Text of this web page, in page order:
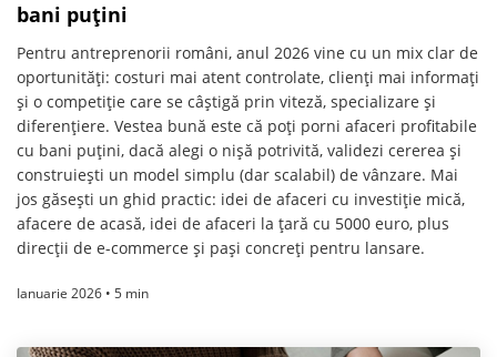
bani puțini
Pentru antreprenorii români, anul 2026 vine cu un mix clar de
oportunități: costuri mai atent controlate, clienți mai informați
și o competiție care se câștigă prin viteză, specializare și
diferențiere. Vestea bună este că poți porni afaceri profitabile
cu bani puțini, dacă alegi o nișă potrivită, validezi cererea și
construiești un model simplu (dar scalabil) de vânzare. Mai
jos găsești un ghid practic: idei de afaceri cu investiție mică,
afacere de acasă, idei de afaceri la țară cu 5000 euro, plus
direcții de e-commerce și pași concreți pentru lansare.
Ianuarie 2026 • 5 min